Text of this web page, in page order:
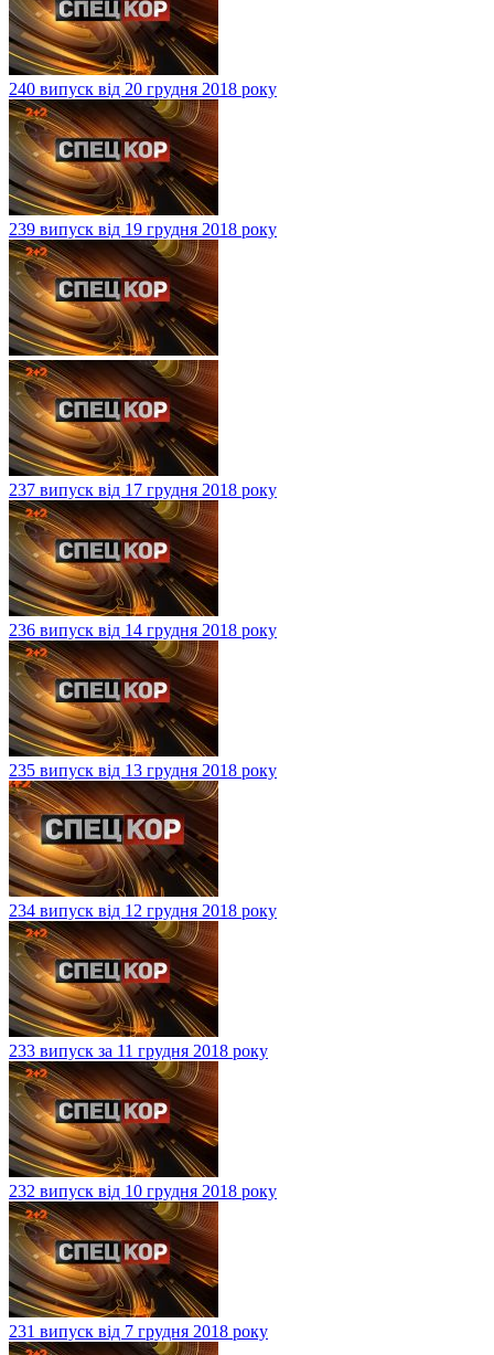
240 випуск від 20 грудня 2018 року
239 випуск від 19 грудня 2018 року
237 випуск від 17 грудня 2018 року
236 випуск від 14 грудня 2018 року
235 випуск від 13 грудня 2018 року
234 випуск від 12 грудня 2018 року
233 випуск за 11 грудня 2018 року
232 випуск від 10 грудня 2018 року
231 випуск від 7 грудня 2018 року